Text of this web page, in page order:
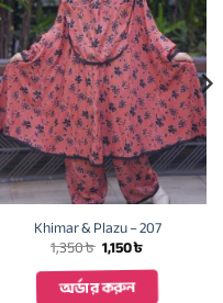
Khimar & Plazu – 207
1,350৳ Original
price
was:
1,350 ৳ .
1,150৳
is:
1,150 ৳ .
অর্ডার করুন